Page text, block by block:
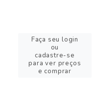
Faça seu login
ou
cadastre-se
para ver preços
e comprar